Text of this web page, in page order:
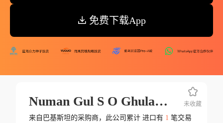
免费下载App
Numan Gul S O Ghulam Bahadar
来自巴基斯坦的采购商，此公司累计 进口有 1 笔交易
未收藏